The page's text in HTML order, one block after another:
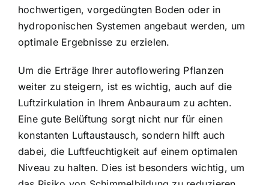
hochwertigen, vorgedüngten Boden oder in
hydroponischen Systemen angebaut werden, um
optimale Ergebnisse zu erzielen.
Um die Erträge Ihrer autoflowering Pflanzen
weiter zu steigern, ist es wichtig, auch auf die
Luftzirkulation in Ihrem Anbauraum zu achten.
Eine gute Belüftung sorgt nicht nur für einen
konstanten Luftaustausch, sondern hilft auch
dabei, die Luftfeuchtigkeit auf einem optimalen
Niveau zu halten. Dies ist besonders wichtig, um